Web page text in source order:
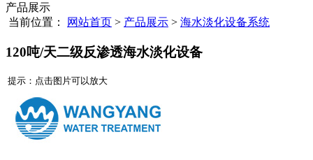
产品展示
当前位置：
网站首页 > 产品展示 > 海水淡化设备系统
120吨/天二级反渗透海水淡化设备
提示：点击图片可以放大